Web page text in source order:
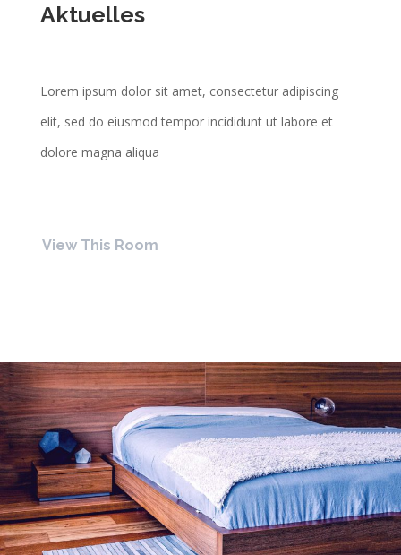
Aktuelles
Lorem ipsum dolor sit amet, consectetur adipiscing
elit, sed do eiusmod tempor incididunt ut labore et
dolore magna aliqua
View This Room